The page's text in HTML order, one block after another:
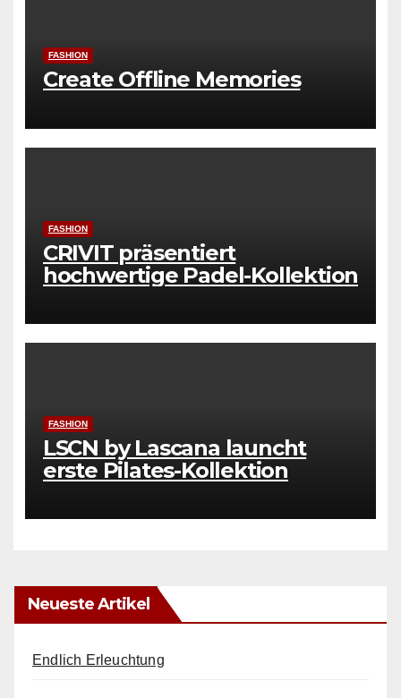
FASHION
Create Offline Memories
FASHION
CRIVIT präsentiert
hochwertige Padel-Kollektion
FASHION
LSCN by Lascana launcht
erste Pilates-Kollektion
Neueste Artikel
Endlich Erleuchtung